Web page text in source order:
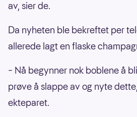
av, sier de.
Da nyheten ble bekreftet per
allerede lagt en flaske
– Nå begynner nok boblene å
prøve å slappe av og nyte
ekteparet.